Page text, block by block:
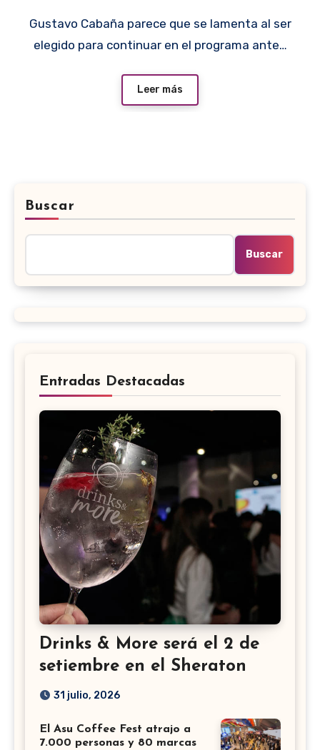
Gustavo Cabaña parece que se lamenta al ser
elegido para continuar en el programa ante…
Leer más
Buscar
Buscar
Entradas Destacadas
Drinks & More será el 2 de
setiembre en el Sheraton
31 julio, 2026
El Asu Coffee Fest atrajo a
7.000 personas y 80 marcas